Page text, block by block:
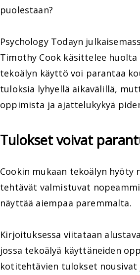
puolestaan?
Psychology Todayn
Timothy Cook käsittelee
tekoälyn käyttö voi parantaa
tuloksia lyhyellä aikavälillä,
oppimista ja ajattelukykyä
Tulokset voivat
Cookin mukaan tekoälyn hyöty
tehtävät valmistuvat
näyttää aiempaa paremmalta.
Kirjoituksessa viitataan
jossa tekoälyä käyttäneiden
kotitehtävien tulokset